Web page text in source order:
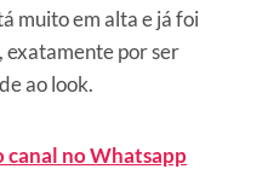
muito em alta e já foi
exatamente por ser
ao look.
canal no Whatsapp